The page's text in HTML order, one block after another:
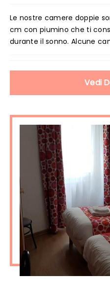
Le nostre camere doppie
cm con piumino che ti
durante il sonno. Alcune
Vedi